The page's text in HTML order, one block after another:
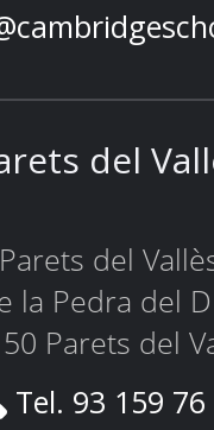
del
Parets del
la Pedra del
Parets del
Tel. 93 159